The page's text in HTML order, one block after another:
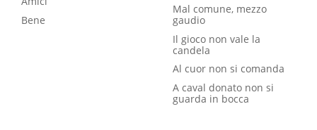
Bene
Mal comune, mezzo
gaudio
Il gioco non vale la
candela
Al cuor non si comanda
A caval donato non si
guarda in bocca